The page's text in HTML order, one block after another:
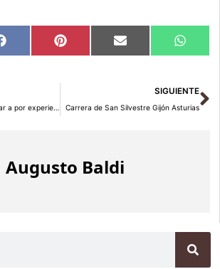
Compartir
en
Facebook Compartir
en
Pinterest Compartir
en
Email
en
Viajar a Euskadi es viajar a por experiencias
SIGUIENTE
Carrera de San Silvestre Gijón Asturias
Augusto Baldi